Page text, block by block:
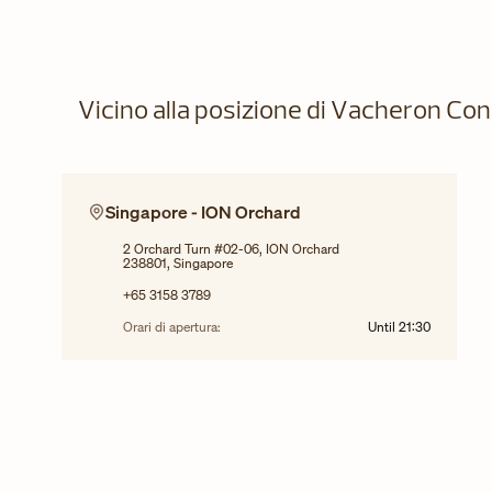
Vicino alla posizione di Vacheron
Singapore - ION Orchard
2 Orchard Turn #02-06, ION Orchard
238801, Singapore
+65 3158 3789
Orari di apertura:
Until 21:30